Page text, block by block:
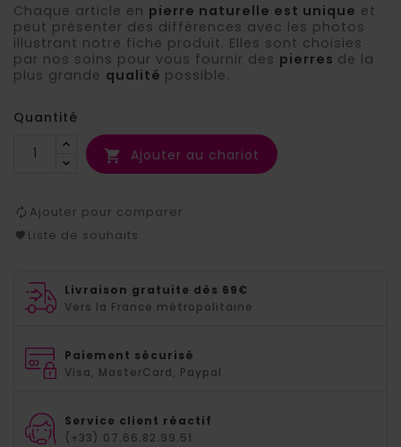
Chaque article en pierre naturelle est unique et
peut présenter des différences avec les photos
illustrant notre fiche produit. Elles sont choisies
par nos soins pour vous fournir des pierres de la
plus grande qualité possible.
Quantité
 Ajouter au chariot
Ajouter pour comparer
Liste de souhaits
Livraison gratuite dès 69€
Vers la France métropolitaine
Paiement sécurisé
Visa, MasterCard, Paypal
Service client réactif
(+33) 07.66.82.99.51